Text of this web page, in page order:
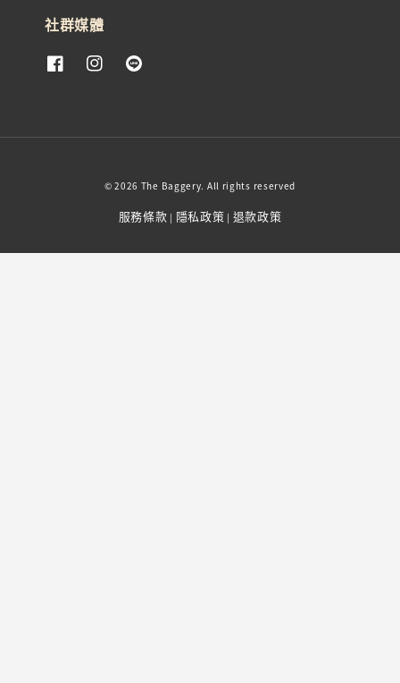
社群媒體
© 2026 The Baggery. All rights reserved
服務條款 | 隱私政策 | 退款政策